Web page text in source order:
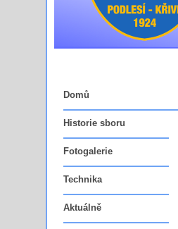
Domů
Historie sboru
Fotogalerie
Technika
Aktuálně